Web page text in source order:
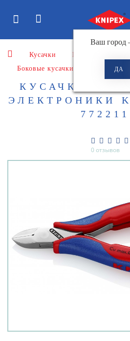
Ваш
Кусачки
Кусачки боковые
Боковые кусачки для
КУСАЧКИ
ЭЛЕКТРОНИКИ
0 отзывов